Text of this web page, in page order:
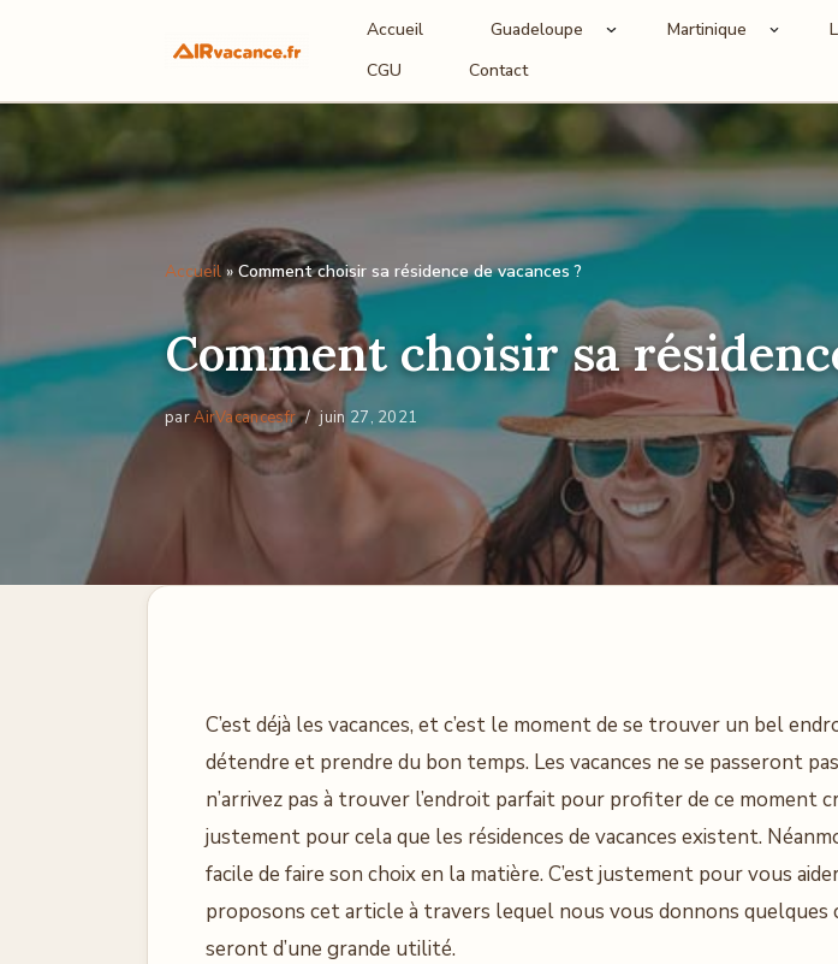
au
Accueil Guadeloupe Martinique
CGU
Contact
Accueil»Comment choisir sa résidence de vacances ?
Comment choisir sa
parAirVacancesfr juin 27, 2021
C’est déjà les vacances, et c’est le moment de se trouver un bel
détendre et prendre du bon temps. Les vacances ne se passeront
n’arrivez pas à trouver l’endroit parfait pour profiter de ce moment
justement pour cela que les résidences de vacances existent.
facile de faire son choix en la matière. C’est justement pour vous
proposons cet article à travers lequel nous vous donnons quelques
seront d’une grande utilité.